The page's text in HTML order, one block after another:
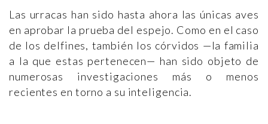
Las urracas han sido hasta ahora las únicas aves
en aprobar la prueba del espejo. Como en el caso
de los delfines, también los córvidos —la familia
a la que estas pertenecen— han sido objeto de
numerosas investigaciones más o menos
recientes en torno a su inteligencia.